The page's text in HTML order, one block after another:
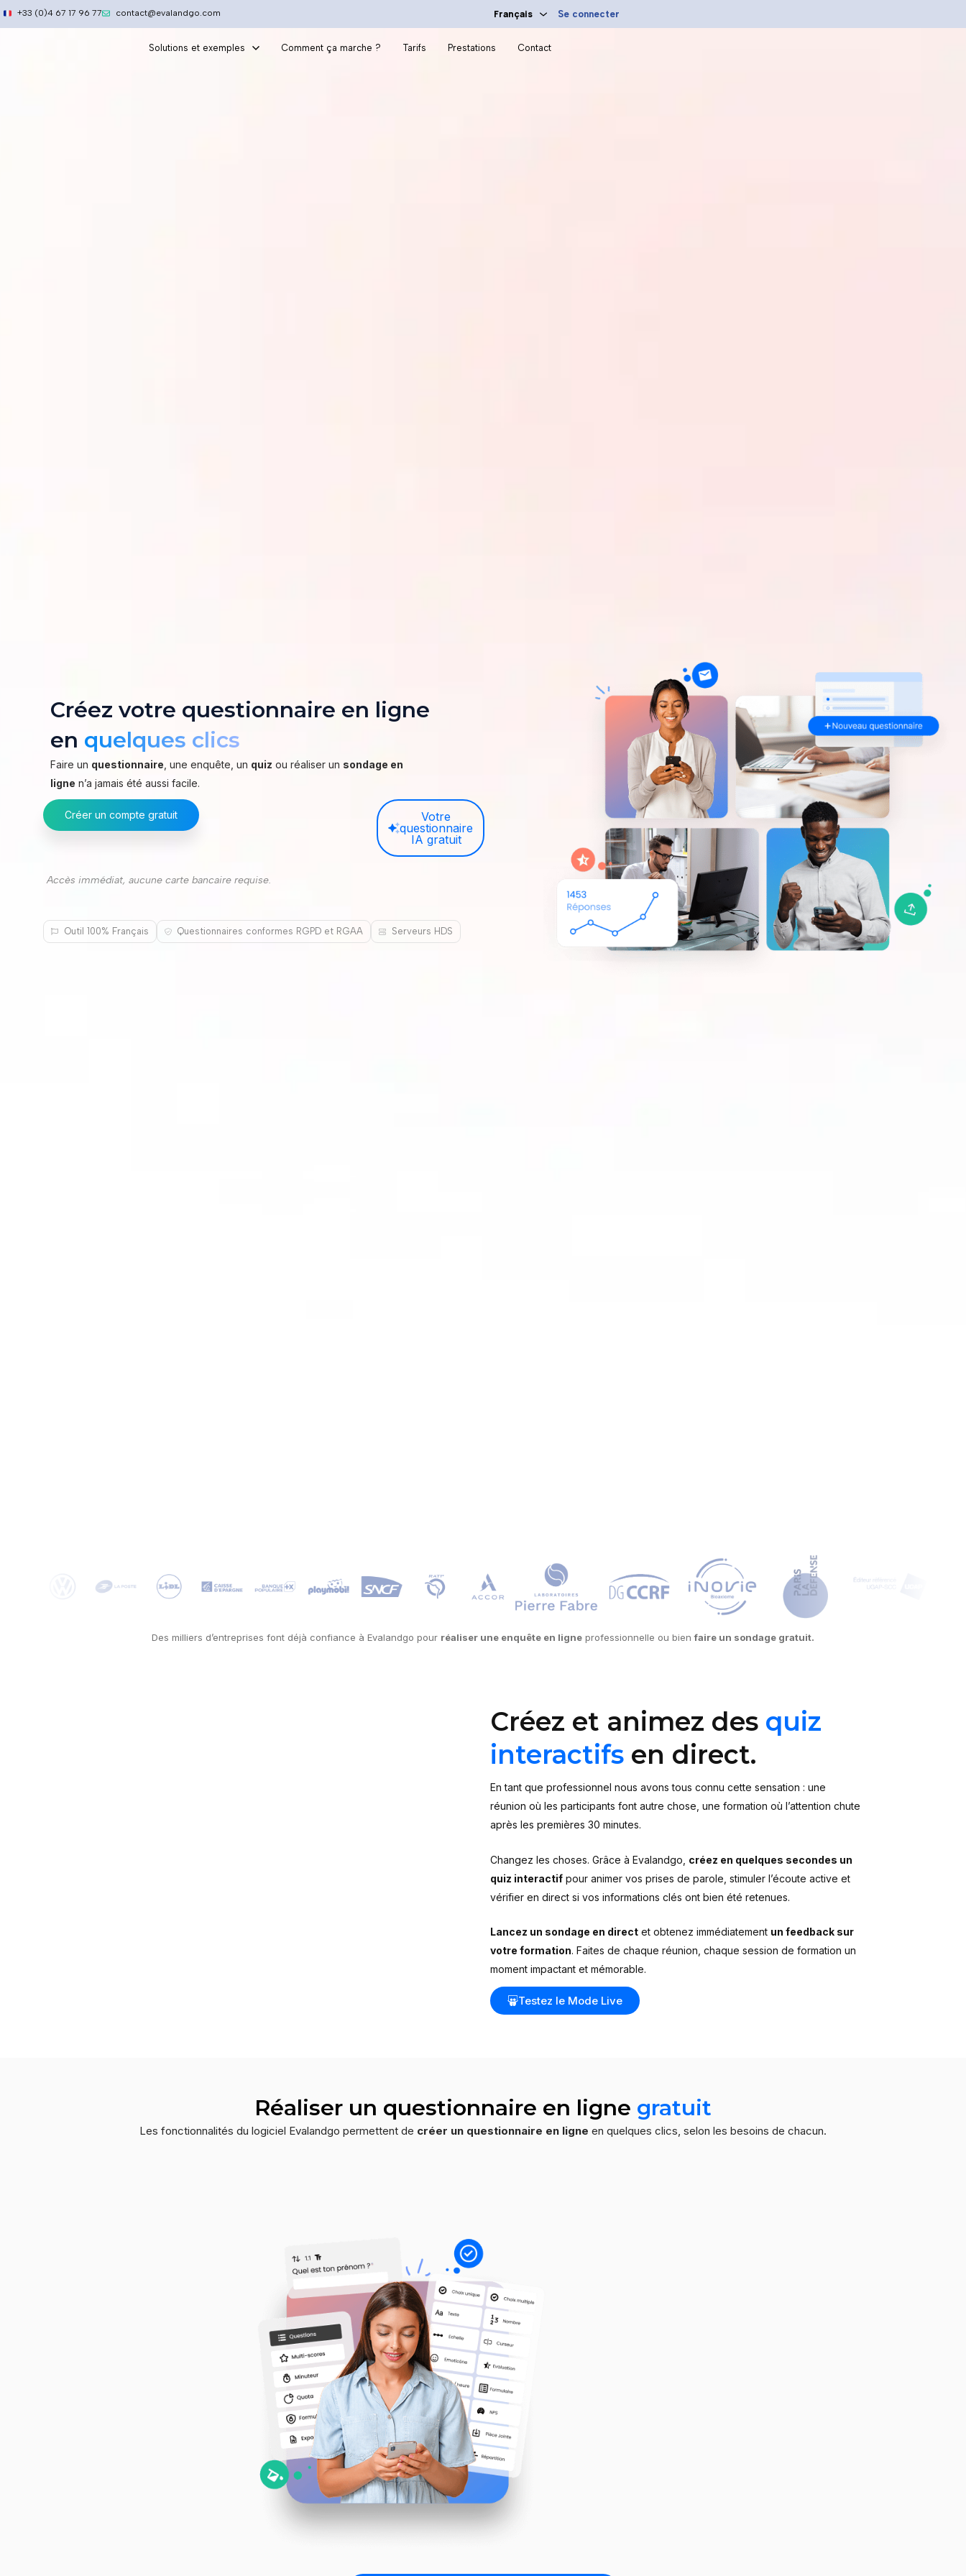
Aller
au
+33 (0)4 67 17 96 77 contact@evalandgo.com Français Se connecter
Solutions et exemples Comment ça marche ? Tarifs Prestations Contact
Créez votre questionnaire en ligne
en quelques clics
Faire un questionnaire , une enquête, un quiz ou réaliser un sondage en
ligne n’a jamais été aussi facile.
Créer un compte gratuit
Votre
questionnaire
IA gratuit
Accès immédiat, aucune carte bancaire requise.
Outil 100% Français Questionnaires conformes RGPD et RGAA Serveurs HDS
Des milliers d’entreprises font déjà confiance à Evalandgo pour réaliser une enquête en ligne professionnelle ou bienfaire un sondage gratuit.
Créez et animez des quiz
interactifs en direct.
En tant que professionnel nous avons tous connu cette sensation : une
réunion où les participants font autre chose, une formation où l’attention chute
après les premières 30 minutes.
Changez les choses. Grâce à Evalandgo, créez en quelques secondes un
quiz interactif pour animer vos prises de parole, stimuler l’écoute active et
vérifier en direct si vos informations clés ont bien été retenues.
Lancez un sondage en direct et obtenez immédiatement un feedback sur
votre formation. Faites de chaque réunion, chaque session de formation un
moment impactant et mémorable.
Testez le Mode Live
Réaliser un questionnaire en ligne gratuit
Les fonctionnalités du logiciel Evalandgo permettent de créer un questionnaire en ligne en quelques clics, selon les besoins de chacun.